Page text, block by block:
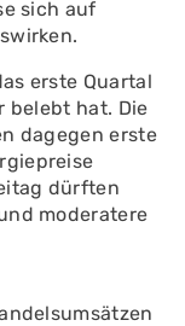
sich auf
erste Quartal
belebt hat. Die
dagegen erste
dürften
moderatere